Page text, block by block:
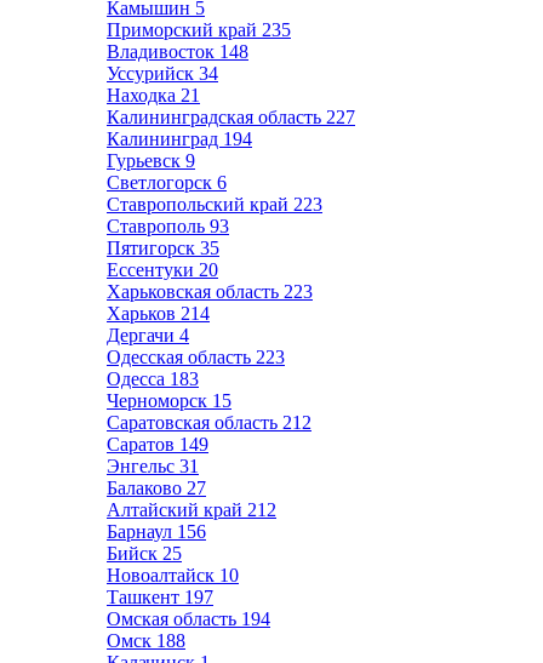
Камышин 5
Приморский край 235
Владивосток 148
Уссурийск 34
Находка 21
Калининградская область 227
Калининград 194
Гурьевск 9
Светлогорск 6
Ставропольский край 223
Ставрополь 93
Пятигорск 35
Ессентуки 20
Харьковская область 223
Харьков 214
Дергачи 4
Одесская область 223
Одесса 183
Черноморск 15
Саратовская область 212
Саратов 149
Энгельс 31
Балаково 27
Алтайский край 212
Барнаул 156
Бийск 25
Новоалтайск 10
Ташкент 197
Омская область 194
Омск 188